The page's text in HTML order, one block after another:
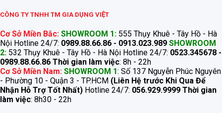
CÔNG TY TNHH TM GIA DỤNG VIỆT
Cơ Sở Miền Bắc: SHOWROOM 1: 555 Thụy Khuê - Tây Hồ - Hà
Nội Hotline 24/7: 0989.88.66.86 - 0913.023.989 SHOWROOM
2: 532 Thụy Khuê - Tây Hồ - Hà Nội Hotline 24/7: 0523.345678 -
0989.88.66.86 Thời gian làm việc: 8h - 22h
Cơ Sở Miền Nam: SHOWROOM 1: Số 137 Nguyễn Phúc Nguyên
- Phường 10 - Quận 3 - TP.HCM (Liên Hệ trước Khi Qua Để
Nhận Hỗ Trợ Tốt Nhất) Hotline 24/7: 056.929.9999 Thời gian
làm việc: 8h30 - 22h